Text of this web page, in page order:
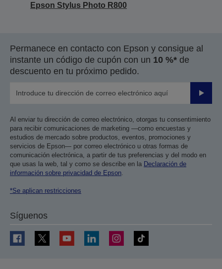
Epson Stylus Photo R800
Permanece en contacto con Epson y consigue al
instante un código de cupón con un 10 %* de
descuento en tu próximo pedido.
Enviar
Al enviar tu dirección de correo electrónico, otorgas tu consentimiento
para recibir comunicaciones de marketing —como encuestas y
estudios de mercado sobre productos, eventos, promociones y
servicios de Epson— por correo electrónico u otras formas de
comunicación electrónica, a partir de tus preferencias y del modo en
que usas la web, tal y como se describe en la Declaración de
información sobre privacidad de Epson
*Se aplican restricciones
Síguenos